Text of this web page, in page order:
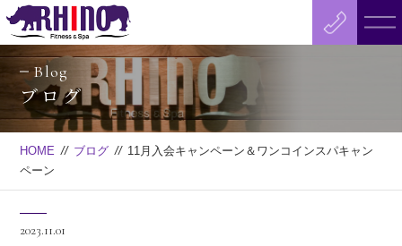
Blog
ブログ
HOME // ブログ // 11月入会キャンペーン＆ワンコインスパキャン
ペーン
2023.11.01